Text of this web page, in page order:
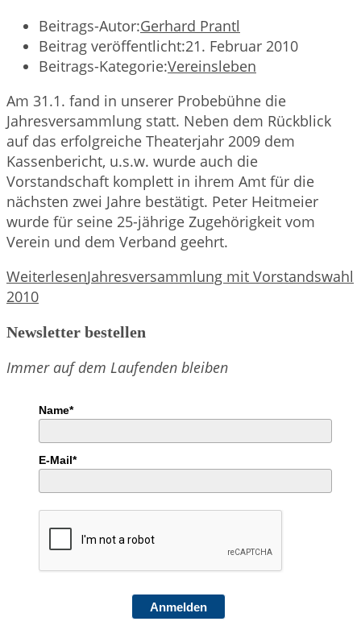
Beitrags-Autor:Gerhard Prantl
Beitrag veröffentlicht:21. Februar 2010
Beitrags-Kategorie:Vereinsleben
Am 31.1. fand in unserer Probebühne die
Jahresversammlung statt. Neben dem Rückblick
auf das erfolgreiche Theaterjahr 2009 dem
Kassenbericht, u.s.w. wurde auch die
Vorstandschaft komplett in ihrem Amt für die
nächsten zwei Jahre bestätigt. Peter Heitmeier
wurde für seine 25-jährige Zugehörigkeit vom
Verein und dem Verband geehrt.
WeiterlesenJahresversammlung mit Vorstandswahl
2010
Newsletter bestellen
Immer auf dem Laufenden bleiben
Name*
E-Mail*
Anmelden